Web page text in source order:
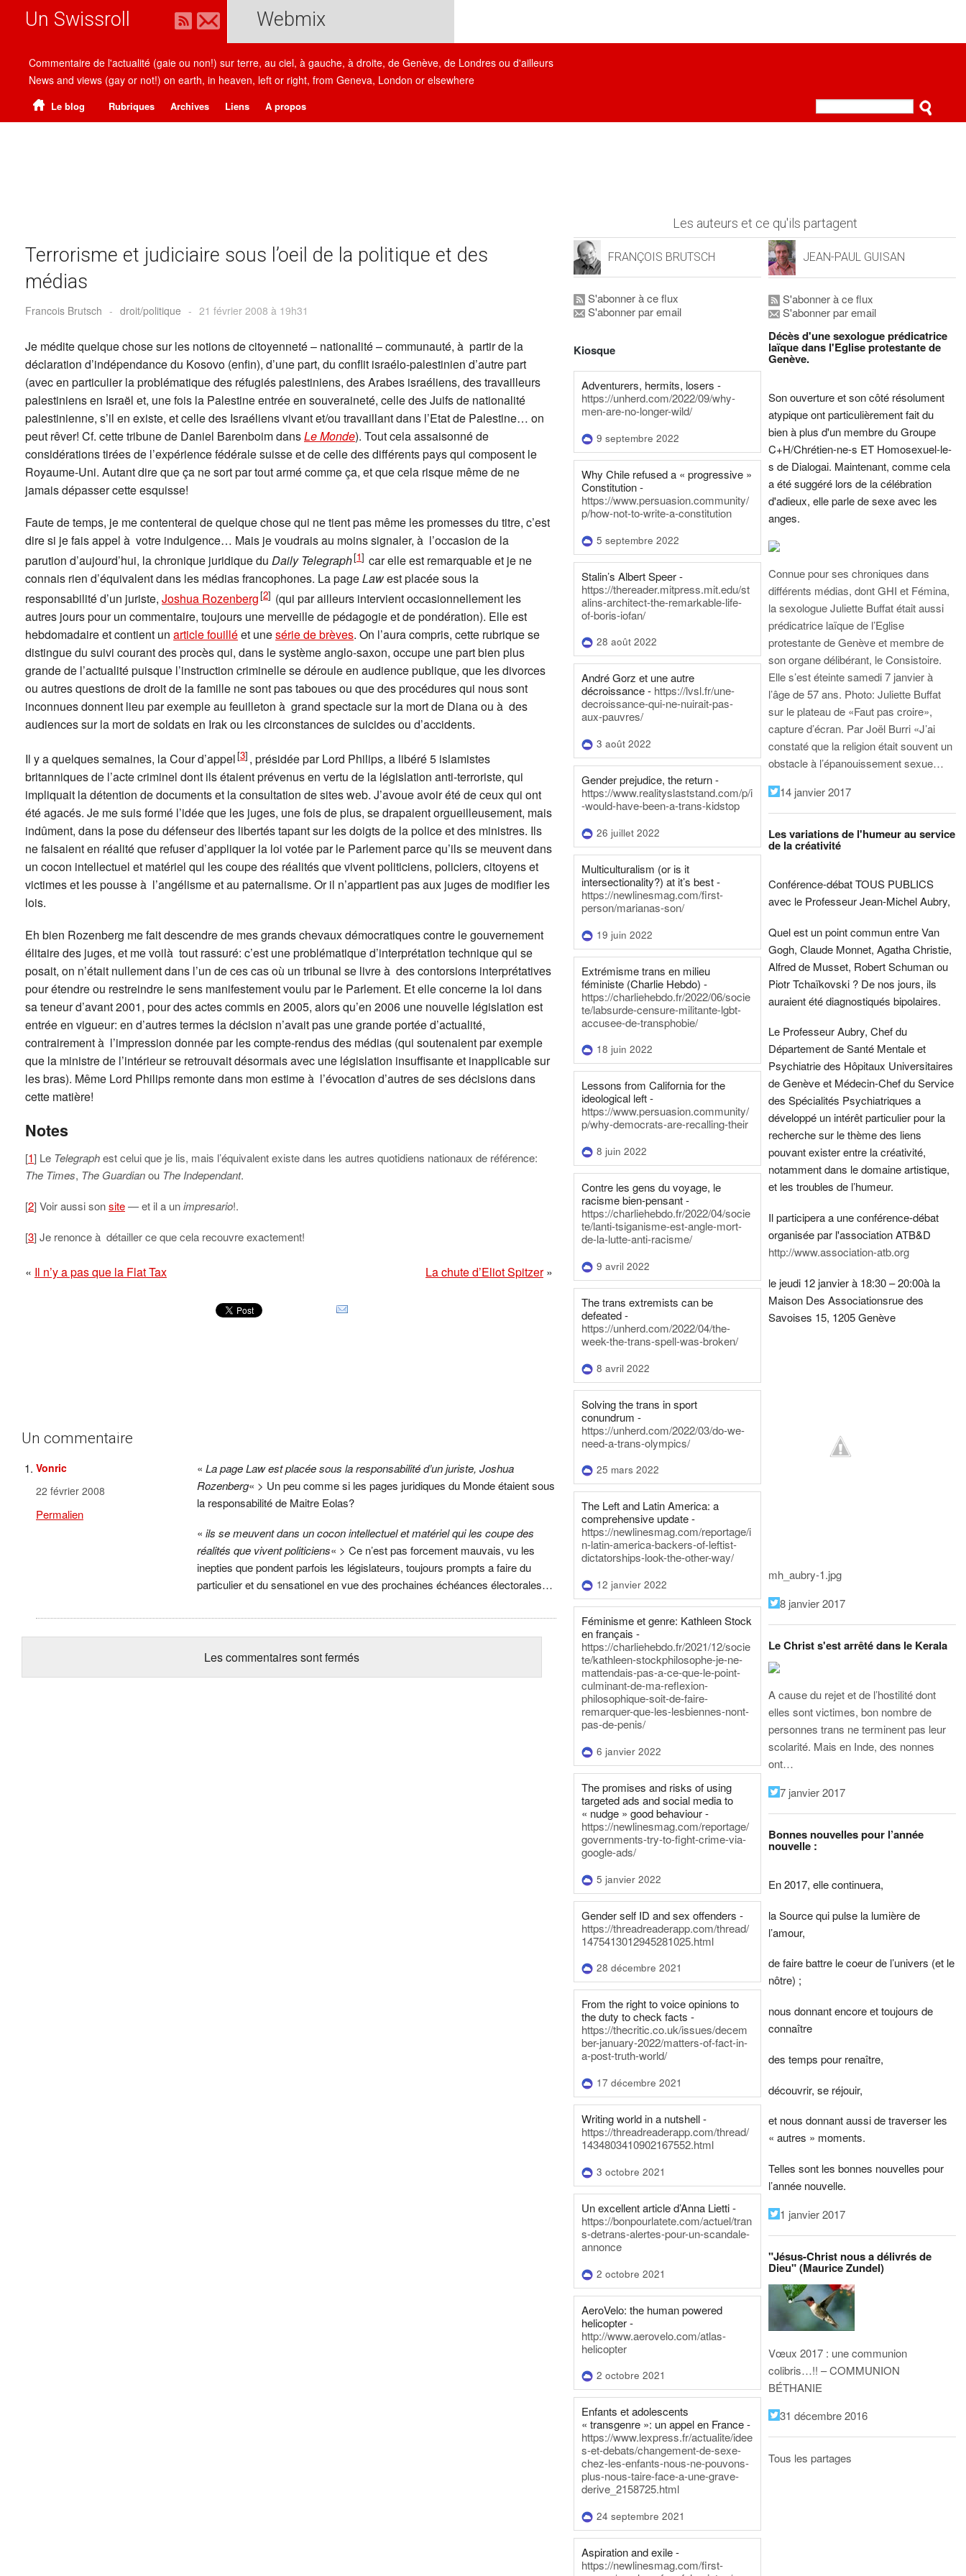
Un Swissroll Webmix
Commentaire de l'actualité (gaie ou non!) sur terre, au ciel, à gauche, à droite, de Genève, de Londres ou d'ailleurs
News and views (gay or not!) on earth, in heaven, left or right, from Geneva, London or elsewhere
Le blog Rubriques Archives Liens A propos
Terrorisme et judiciaire sous l’oeil de la politique et des
médias
Francois Brutsch - droit/politique - 21 février 2008 à 19h31
Je médite quelque chose sur les notions de citoyenneté – nationalité – communauté, à partir de la
déclaration d’indépendance du Kosovo (enfin), d’une part, du conflit israélo-palestinien d’autre part
(avec en particulier la problématique des réfugiés palestiniens, des Arabes israéliens, des travailleurs
palestiniens en Israël et, une fois la Palestine entrée en souveraineté, celle des Juifs de nationalité
palestinienne, s’il en existe, et celle des Israéliens vivant et/ou travaillant dans l’Etat de Palestine… on
peut rêver! Cf. cette tribune de Daniel Barenboim dansLe Monde). Tout cela assaisonné de
considérations tirées de l’expérience fédérale suisse et de celle des différents pays qui composent le
Royaume-Uni. Autant dire que ça ne sort par tout armé comme ça, et que cela risque même de ne
jamais dépasser cette esquisse!
Faute de temps, je me contenterai de quelque chose qui ne tient pas même les promesses du titre, c’est
dire si je fais appel à votre indulgence… Mais je voudrais au moins signaler, à l’occasion de la
parution d’aujourd’hui, la chronique juridique du Daily Telegraph[1] car elle est remarquable et je ne
connais rien d’équivalent dans les médias francophones. La pageLawest placée sous la
responsabilité d’un juriste, Joshua Rozenberg[2] (qui par ailleurs intervient occasionnellement les
autres jours pour un commentaire, toujours une merveille de pédagogie et de pondération). Elle est
hebdomadaire et contient un article fouilléet unesérie de brèves. On l’aura compris, cette rubrique se
distingue du suivi courant des procès qui, dans le système anglo-saxon, occupe une part bien plus
grande de l’actualité puisque l’instruction criminelle se déroule en audience publique, que les divorces
ou autres questions de droit de la famille ne sont pas taboues ou que des procédures qui nous sont
inconnues donnent lieu par exemple au feuilleton à grand spectacle sur la mort de Diana ou à des
audiences sur la mort de soldats en Irak ou les circonstances de suicides ou d’accidents.
Il y a quelques semaines, la Cour d’appel[3] , présidée par Lord Philips, a libéré 5 islamistes
britanniques de l’acte criminel dont ils étaient prévenus en vertu de la législation anti-terroriste, qui
impliquait la détention de documents et la consultation de sites web. J’avoue avoir été de ceux qui ont
été agacés. Je me suis formé l’idée que les juges, une fois de plus, se drapaient orgueilleusement, mais
indûment, dans la pose du défenseur des libertés tapant sur les doigts de la police et des ministres. Ils
ne faisaient en réalité que refuser d’appliquer la loi votée par le Parlement parce qu’ils se meuvent dans
un cocon intellectuel et matériel qui les coupe des réalités que vivent politiciens, policiers, citoyens et
victimes et les pousse à l’angélisme et au paternalisme. Or il n’appartient pas aux juges de modifier les
lois.
Eh bien Rozenberg me fait descendre de mes grands chevaux démocratiques contre le gouvernement
élitaire des juges, et me voilà tout rassuré: c’est une problématique d’interprétation technique qui se
posait, on n’était nullement dans l’un de ces cas où un tribunal se livre à des contorsions interprétatives
pour étendre ou restreindre le sens manifestement voulu par le Parlement. Et elle concerne la loi dans
sa teneur d’avant 2001, pour des actes commis en 2005, alors qu’en 2006 une nouvelle législation est
entrée en vigueur: en d’autres termes la décision n’avait pas une grande portée d’actualité,
contrairement à l’impression donnée par les compte-rendus des médias (qui soutenaient par exemple
que la ministre de l’intérieur se retrouvait désormais avec une législation insuffisante et inapplicable sur
les bras). Même Lord Philips remonte dans mon estime à l’évocation d’autres de ses décisions dans
cette matière!
Notes
[1] Le Telegraphest celui que je lis, mais l’équivalent existe dans les autres quotidiens nationaux de référence:
The Times, The Guardianou The Independant.
[2] Voir aussi sonsite— et il a unimpresario!.
[3] Je renonce à détailler ce que cela recouvre exactement!
« Il n’y a pas que la Flat Tax La chute d’Eliot Spitzer»
Un commentaire
Vonric
22 février 2008
Permalien
«La page Law est placée sous la responsabilité d’un juriste, Joshua
Rozenberg« > Un peu comme si les pages juridiques du Monde étaient sous
la responsabilité de Maitre Eolas?
«ils se meuvent dans un cocon intellectuel et matériel qui les coupe des
réalités que vivent politiciens« > Ce n’est pas forcement mauvais, vu les
inepties que pondent parfois les législateurs, toujours prompts a faire du
particulier et du sensationel en vue des prochaines échéances électorales…
Les commentaires sont fermés
Les auteurs et ce qu'ils partagent
FRANÇOIS BRUTSCH
S'abonner à ce flux
S'abonner par email
Kiosque
Adventurers, hermits, losers -
https://unherd.com/2022/09/why-
men-are-no-longer-wild/
9 septembre 2022
Why Chile refused a « progressive »
Constitution -
https://www.persuasion.community/
p/how-not-to-write-a-constitution
5 septembre 2022
Stalin’s Albert Speer -
https://thereader.mitpress.mit.edu/st
alins-architect-the-remarkable-life-
of-boris-iofan/
28 août 2022
André Gorz et une autre
décroissance - https://lvsl.fr/une-
decroissance-qui-ne-nuirait-pas-
aux-pauvres/
3 août 2022
Gender prejudice, the return -
https://www.realityslaststand.com/p/i
-would-have-been-a-trans-kidstop
26 juillet 2022
Multiculturalism (or is it
intersectionality?) at it’s best -
https://newlinesmag.com/first-
person/marianas-son/
19 juin 2022
Extrémisme trans en milieu
féministe (Charlie Hebdo) -
https://charliehebdo.fr/2022/06/socie
te/labsurde-censure-militante-lgbt-
accusee-de-transphobie/
18 juin 2022
Lessons from California for the
ideological left -
https://www.persuasion.community/
p/why-democrats-are-recalling-their
8 juin 2022
Contre les gens du voyage, le
racisme bien-pensant -
https://charliehebdo.fr/2022/04/socie
te/lanti-tsiganisme-est-angle-mort-
de-la-lutte-anti-racisme/
9 avril 2022
The trans extremists can be
defeated -
https://unherd.com/2022/04/the-
week-the-trans-spell-was-broken/
8 avril 2022
Solving the trans in sport
conundrum -
https://unherd.com/2022/03/do-we-
need-a-trans-olympics/
25 mars 2022
The Left and Latin America: a
comprehensive update -
https://newlinesmag.com/reportage/i
n-latin-america-backers-of-leftist-
dictatorships-look-the-other-way/
12 janvier 2022
Féminisme et genre: Kathleen Stock
en français -
https://charliehebdo.fr/2021/12/socie
te/kathleen-stockphilosophe-je-ne-
mattendais-pas-a-ce-que-le-point-
culminant-de-ma-reflexion-
philosophique-soit-de-faire-
remarquer-que-les-lesbiennes-nont-
pas-de-penis/
6 janvier 2022
The promises and risks of using
targeted ads and social media to
« nudge » good behaviour -
https://newlinesmag.com/reportage/
governments-try-to-fight-crime-via-
google-ads/
5 janvier 2022
Gender self ID and sex offenders -
https://threadreaderapp.com/thread/
1475413012945281025.html
28 décembre 2021
From the right to voice opinions to
the duty to check facts -
https://thecritic.co.uk/issues/decem
ber-january-2022/matters-of-fact-in-
a-post-truth-world/
17 décembre 2021
Writing world in a nutshell -
https://threadreaderapp.com/thread/
1434803410902167552.html
3 octobre 2021
Un excellent article d’Anna Lietti -
https://bonpourlatete.com/actuel/tran
s-detrans-alertes-pour-un-scandale-
annonce
2 octobre 2021
AeroVelo: the human powered
helicopter -
http://www.aerovelo.com/atlas-
helicopter
2 octobre 2021
Enfants et adolescents
« transgenre »: un appel en France -
https://www.lexpress.fr/actualite/idee
s-et-debats/changement-de-sexe-
chez-les-enfants-nous-ne-pouvons-
plus-nous-taire-face-a-une-grave-
derive_2158725.html
24 septembre 2021
Aspiration and exile -
https://newlinesmag.com/first-
JEAN-PAUL GUISAN
S'abonner à ce flux
S'abonner par email
Décès d'une sexologue prédicatrice
laïque dans l'Eglise protestante de
Genève.
Son ouverture et son côté résolument
atypique ont particulièrement fait du
bien à plus d'un membre du Groupe
C+H/Chrétien-ne-s ET Homosexuel-le-
s de Dialogai. Maintenant, comme cela
a été suggéré lors de la célébration
d'adieux, elle parle de sexe avec les
anges.
Connue pour ses chroniques dans
différents médias, dont GHI et Fémina,
la sexologue Juliette Buffat était aussi
prédicatrice laïque de l’Eglise
protestante de Genève et membre de
son organe délibérant, le Consistoire.
Elle s’est éteinte samedi 7 janvier à
l’âge de 57 ans. Photo: Juliette Buffat
sur le plateau de «Faut pas croire»,
capture d’écran. Par Joël Burri «J’ai
constaté que la religion était souvent un
obstacle à l’épanouissement sexue…
14 janvier 2017
Les variations de l'humeur au service
de la créativité
Conférence-débat TOUS PUBLICS
avec le Professeur Jean-Michel Aubry,
Quel est un point commun entre Van
Gogh, Claude Monnet, Agatha Christie,
Alfred de Musset, Robert Schuman ou
Piotr Tchaïkovski ? De nos jours, ils
auraient été diagnostiqués bipolaires.
Le Professeur Aubry, Chef du
Département de Santé Mentale et
Psychiatrie des Hôpitaux Universitaires
de Genève et Médecin-Chef du Service
des Spécialités Psychiatriques a
développé un intérêt particulier pour la
recherche sur le thème des liens
pouvant exister entre la créativité,
notamment dans le domaine artistique,
et les troubles de l’humeur.
Il participera a une conférence-débat
organisée par l'association ATB&D
http://www.association-atb.org
le jeudi 12 janvier à 18:30 – 20:00à la
Maison Des Associationsrue des
Savoises 15, 1205 Genève
mh_aubry-1.jpg
8 janvier 2017
Le Christ s'est arrêté dans le Kerala
A cause du rejet et de l’hostilité dont
elles sont victimes, bon nombre de
personnes trans ne terminent pas leur
scolarité. Mais en Inde, des nonnes
ont…
7 janvier 2017
Bonnes nouvelles pour l’année
nouvelle :
En 2017, elle continuera,
la Source qui pulse la lumière de
l’amour,
de faire battre le coeur de l’univers (et le
nôtre) ;
nous donnant encore et toujours de
connaître
des temps pour renaître,
découvrir, se réjouir,
et nous donnant aussi de traverser les
« autres » moments.
Telles sont les bonnes nouvelles pour
l’année nouvelle.
1 janvier 2017
"Jésus-Christ nous a délivrés de
Dieu" (Maurice Zundel)
Vœux 2017 : une communion
colibris…!! – COMMUNION
BÉTHANIE
31 décembre 2016
Tous les partages